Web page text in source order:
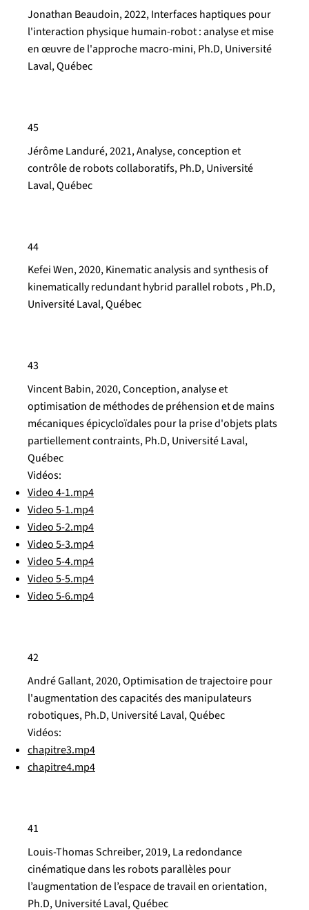
Jonathan Beaudoin, 2022, Interfaces haptiques pour
l'interaction physique humain-robot : analyse et mise
en œuvre de l'approche macro-mini, Ph.D, Université
Laval, Québec
45
Jérôme Landuré, 2021, Analyse, conception et
contrôle de robots collaboratifs, Ph.D, Université
Laval, Québec
44
Kefei Wen, 2020, Kinematic analysis and synthesis of
kinematically redundant hybrid parallel robots , Ph.D,
Université Laval, Québec
43
Vincent Babin, 2020, Conception, analyse et
optimisation de méthodes de préhension et de mains
mécaniques épicycloïdales pour la prise d'objets plats
partiellement contraints, Ph.D, Université Laval,
Québec
Vidéos:
Video 4-1.mp4
Video 5-1.mp4
Video 5-2.mp4
Video 5-3.mp4
Video 5-4.mp4
Video 5-5.mp4
Video 5-6.mp4
42
André Gallant, 2020, Optimisation de trajectoire pour
l'augmentation des capacités des manipulateurs
robotiques, Ph.D, Université Laval, Québec
Vidéos:
chapitre3.mp4
chapitre4.mp4
41
Louis-Thomas Schreiber, 2019, La redondance
cinématique dans les robots parallèles pour
l’augmentation de l’espace de travail en orientation,
Ph.D, Université Laval, Québec